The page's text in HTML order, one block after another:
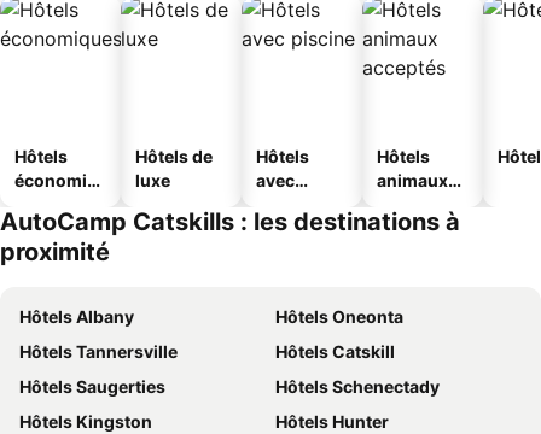
Hôtels
économiq
Hôtels de
luxe
Hôtels
avec
Hôtels
animaux
AutoCamp Catskills : les destinations à
proximité
Hôtels Albany
Hôtels Oneonta
Hôtels Tannersville
Hôtels Catskill
Hôtels Saugerties
Hôtels Schenectady
Hôtels Kingston
Hôtels Hunter